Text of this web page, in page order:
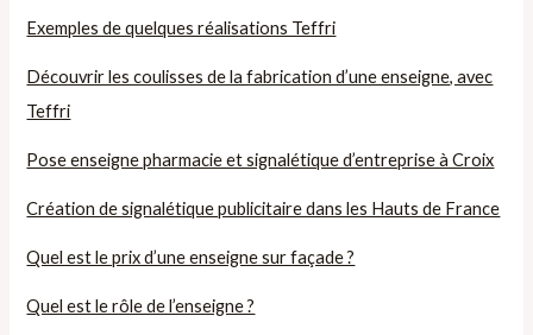
Exemples de quelques réalisations Teffri
Découvrir les coulisses de la fabrication d’une enseigne, avec
Teffri
Pose enseigne pharmacie et signalétique d’entreprise à Croix
Création de signalétique publicitaire dans les Hauts de France
Quel est le prix d’une enseigne sur façade ?
Quel est le rôle de l’enseigne ?